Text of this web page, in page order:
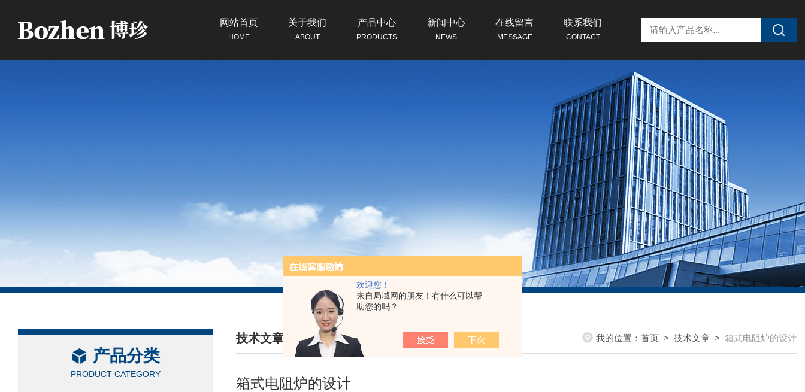
欢迎您！
来自局域网的朋友！有什么可以帮
助您的吗？
网站首页
HOME
关于我们
ABOUT
产品中心
PRODUCTS
新闻中心
NEWS
在线留言
MESSAGE
联系我们
CONTACT
产品分类
PRODUCT CATEGORY
技术文章
/ TECHNICAL ARTICLES
我的位置： 首页 > 技术文章 > 箱式电阻炉的设计
箱式电阻炉的设计